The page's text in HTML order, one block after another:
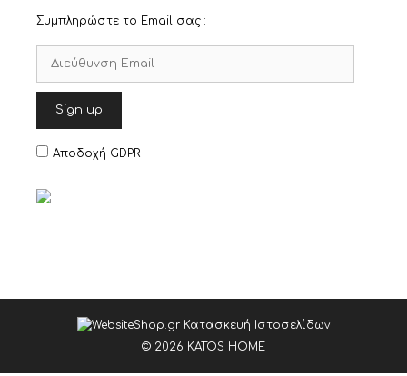
Συμπληρώστε το Email σας :
Αποδοχή GDPR
© 2026 KATOS HOME